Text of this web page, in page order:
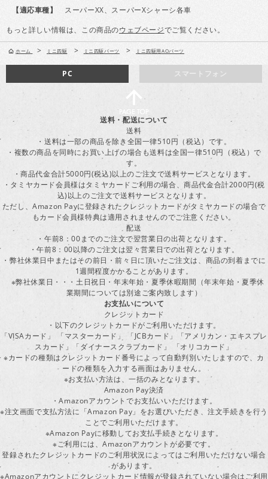
【適応車種】
スーパーXX、スーパーXシャーシ各車
もっと詳しい情報は、この商品のウェブページでご覧ください。
ホーム > ミニ四駆 > ミニ四駆パーツ > ミニ四駆用AOパーツ
スマートフォン
PC
送料・配送について
送料
・送料は一部の商品を除き全国一律510円（税込）です。
・複数の商品を同時にお買い上げの場合も送料は全国一律510円（税込）で
す。
・商品代金合計5000円(税込)以上のご注文で送料サービスとなります。
・タミヤカード会員様はタミヤカードご利用の場合、商品代金合計2000円(税
込)以上のご注文で送料サービスとなります。
ただし、Amazon Payに登録されたクレジットカードがタミヤカードの場合で
もカード会員様特典は適用されませんのでご注意ください。
配送
・午前8：00までのご注文で翌営業日の出荷となります。
・午前8：00以降のご注文は翌々営業日での出荷となります。
・弊社休業日中またはその前日・前々日に頂いたご注文は、商品の到着までに
1週間程度かかることがあります。
※弊社休業日・・・土日祝日・年末年始・夏季休暇期間（年末年始・夏季休
業期間については別途ご案内致します）
お支払いについて
クレジットカード
・以下のクレジットカードがご利用いただけます。
「VISAカード」 「マスターカード」 「JCBカード」「アメリカン・エキスプレ
スカード」「ダイナースクラブカード」 「オリコカード」
※カードの種類はクレジットカード番号によって自動判別いたしますので、カ
ードの種類を入力する画面はありません。
※お支払い方法は、一括のみとなります。
Amazon Pay決済
・Amazonアカウントでお支払いいただけます。
※注文画面で支払方法に「Amazon Pay」をお選びいただき、注文手続きを行う
ことでご利用いただけます。
※Amazon Payに移動してお支払手続きとなります。
※ご利用には、Amazonアカウントが必要です。
登録されたクレジットカードのご利用状況によってはご利用いただけない場合
があります。
※Amazonアカウントにクレジットカード情報が登録されていない場合はご利用